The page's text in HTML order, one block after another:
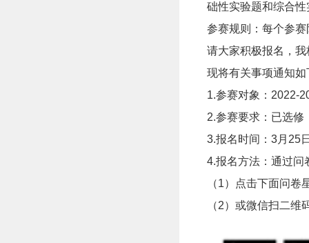
础性实验题和综合
参赛规则：每个参
请大家积极报名，
现将有关事项通知如
1.参赛对象：2022-
2.参赛要求：已选修
3.报名时间：3月25
4.报名方法：通过问
（1）点击下面问卷
（2）或微信扫二维